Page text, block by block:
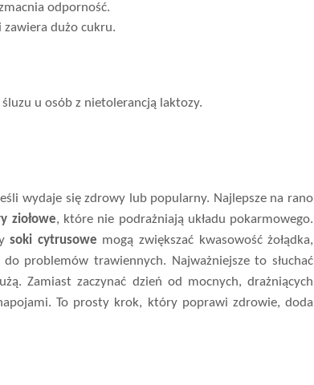
odporność.
zawiera dużo cukru.
u osób z nietolerancją laktozy.
wydaje się zdrowy lub popularny. Najlepsze na rano
ziołowe, które nie podrażniają układu pokarmowego.
soki cytrusowe mogą zwiększać kwasowość żołądka,
problemów trawiennych. Najważniejsze to słuchać
Zamiast zaczynać dzień od mocnych, drażniących
To prosty krok, który poprawi zdrowie, doda